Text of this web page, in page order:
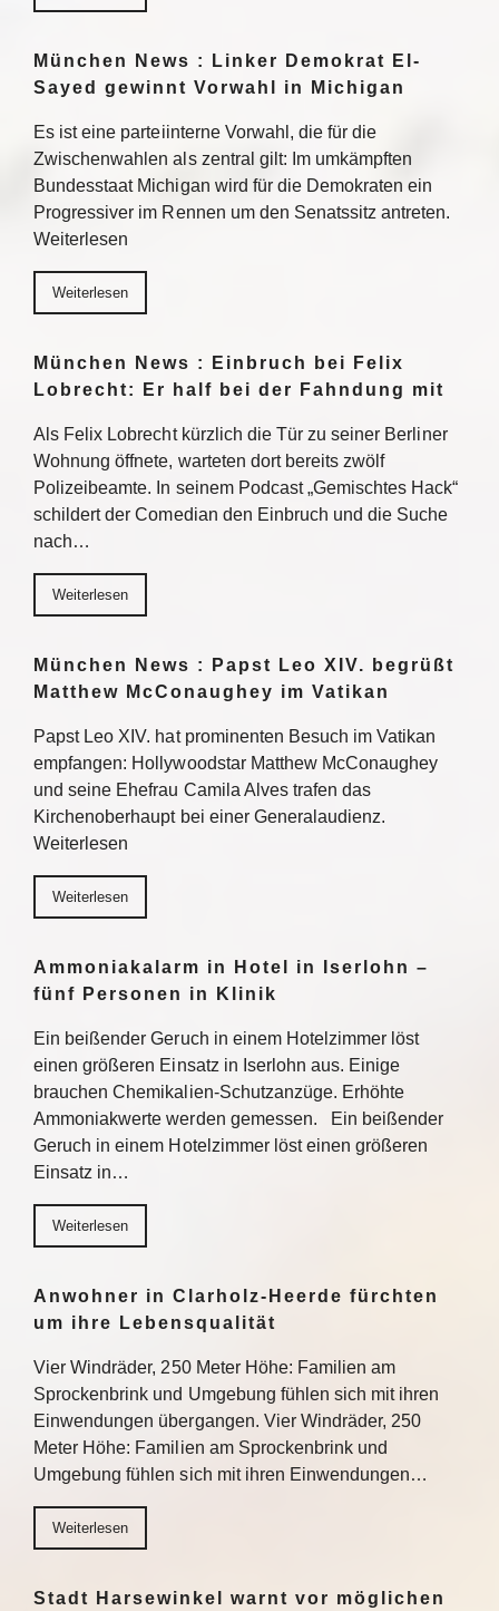
München News : Linker Demokrat El-
Sayed gewinnt Vorwahl in Michigan
Es ist eine parteiinterne Vorwahl, die für die
Zwischenwahlen als zentral gilt: Im umkämpften
Bundesstaat Michigan wird für die Demokraten ein
Progressiver im Rennen um den Senatssitz antreten.
Weiterlesen
Weiterlesen
München News : Einbruch bei Felix
Lobrecht: Er half bei der Fahndung mit
Als Felix Lobrecht kürzlich die Tür zu seiner Berliner
Wohnung öffnete, warteten dort bereits zwölf
Polizeibeamte. In seinem Podcast „Gemischtes Hack“
schildert der Comedian den Einbruch und die Suche
nach…
Weiterlesen
München News : Papst Leo XIV. begrüßt
Matthew McConaughey im Vatikan
Papst Leo XIV. hat prominenten Besuch im Vatikan
empfangen: Hollywoodstar Matthew McConaughey
und seine Ehefrau Camila Alves trafen das
Kirchenoberhaupt bei einer Generalaudienz.
Weiterlesen
Weiterlesen
Ammoniakalarm in Hotel in Iserlohn –
fünf Personen in Klinik
Ein beißender Geruch in einem Hotelzimmer löst
einen größeren Einsatz in Iserlohn aus. Einige
brauchen Chemikalien-Schutzanzüge. Erhöhte
Ammoniakwerte werden gemessen. Ein beißender
Geruch in einem Hotelzimmer löst einen größeren
Einsatz in…
Weiterlesen
Anwohner in Clarholz-Heerde fürchten
um ihre Lebensqualität
Vier Windräder, 250 Meter Höhe: Familien am
Sprockenbrink und Umgebung fühlen sich mit ihren
Einwendungen übergangen. Vier Windräder, 250
Meter Höhe: Familien am Sprockenbrink und
Umgebung fühlen sich mit ihren Einwendungen…
Weiterlesen
Stadt Harsewinkel warnt vor möglichen